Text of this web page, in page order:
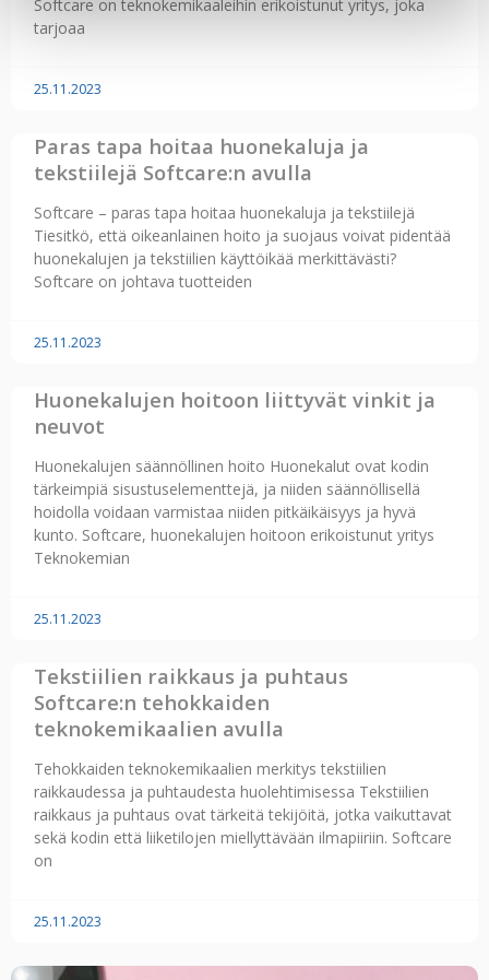
Softcare on teknokemikaaleihin erikoistunut yritys, joka
tarjoaa
25.11.2023
Paras tapa hoitaa huonekaluja ja
tekstiilejä Softcare:n avulla
Softcare – paras tapa hoitaa huonekaluja ja tekstiilejä
Tiesitkö, että oikeanlainen hoito ja suojaus voivat pidentää
huonekalujen ja tekstiilien käyttöikää merkittävästi?
Softcare on johtava tuotteiden
25.11.2023
Huonekalujen hoitoon liittyvät vinkit ja
neuvot
Huonekalujen säännöllinen hoito Huonekalut ovat kodin
tärkeimpiä sisustuselementtejä, ja niiden säännöllisellä
hoidolla voidaan varmistaa niiden pitkäikäisyys ja hyvä
kunto. Softcare, huonekalujen hoitoon erikoistunut yritys
Teknokemian
25.11.2023
Tekstiilien raikkaus ja puhtaus
Softcare:n tehokkaiden
teknokemikaalien avulla
Tehokkaiden teknokemikaalien merkitys tekstiilien
raikkaudessa ja puhtaudesta huolehtimisessa Tekstiilien
raikkaus ja puhtaus ovat tärkeitä tekijöitä, jotka vaikuttavat
sekä kodin että liiketilojen miellyttävään ilmapiiriin. Softcare
on
25.11.2023